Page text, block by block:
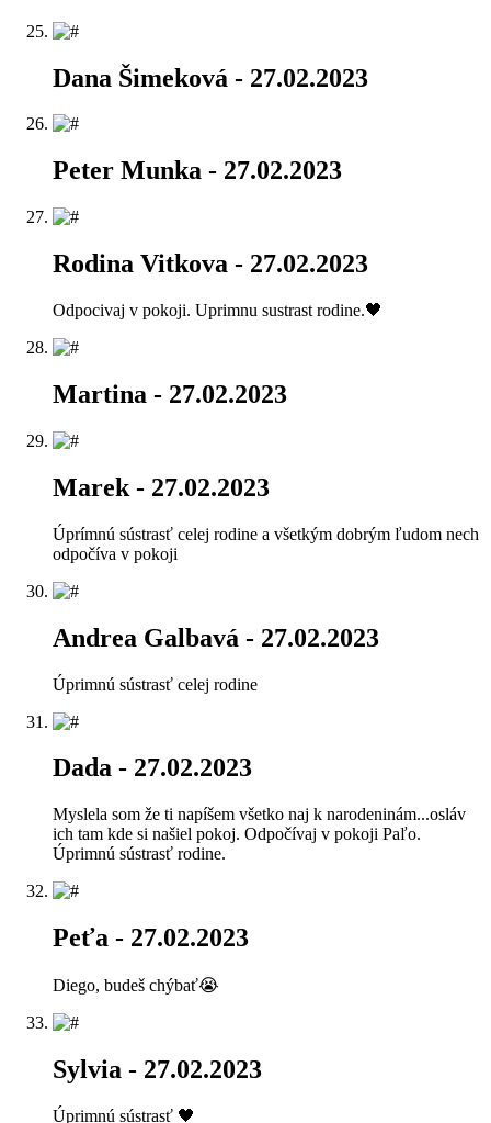
Dana Šimeková - 27.02.2023
Peter Munka - 27.02.2023
Rodina Vitkova - 27.02.2023
Odpocivaj v pokoji. Uprimnu sustrast rodine.🖤
Martina - 27.02.2023
Marek - 27.02.2023
Úprímnú sústrasť celej rodine a všetkým dobrým ľudom nech
odpočíva v pokoji
Andrea Galbavá - 27.02.2023
Úprimnú sústrasť celej rodine
Dada - 27.02.2023
Myslela som že ti napíšem všetko naj k narodeninám...osláv
ich tam kde si našiel pokoj. Odpočívaj v pokoji Paľo.
Úprimnú sústrasť rodine.
Peťa - 27.02.2023
Diego, budeš chýbať😭
Sylvia - 27.02.2023
Úprimnú sústrasť 🖤